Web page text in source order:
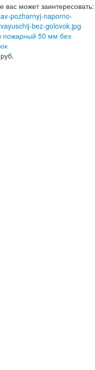
вас может заинтересовать:
пожарный 50 мм без
руб.